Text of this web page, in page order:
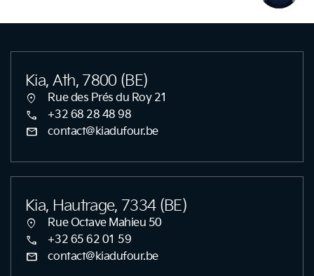
Kia, Ath, 7800 (BE)
location_on Rue des Prés du Roy 21
call +32 68 28 48 98
mail contact@kiadufour.be
Kia, Hautrage, 7334 (BE)
location_on Rue Octave Mahieu 50
call +32 65 62 01 59
mail contact@kiadufour.be